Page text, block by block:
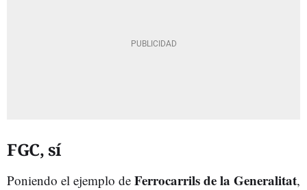
FGC, sí
Poniendo el ejemplo de Ferrocarrils de la Generalitat,